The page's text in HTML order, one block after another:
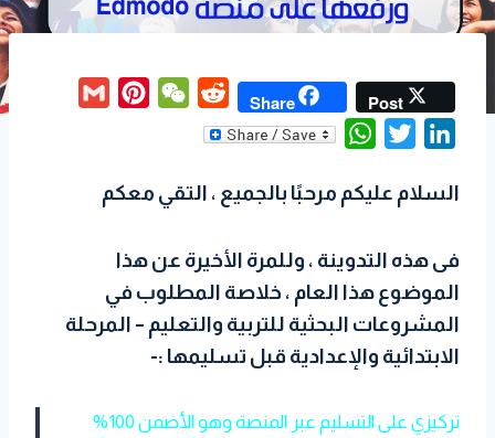
Post
Share
d
W
t
s
n
e
d
I
n
i
t
e
r
W
a
s
A
p
p
السلام عليكم مرحبًا بالجميع ، التقي معكم
فى هذه التدوينة ، وللمرة الأخيرة عن هذا
الموضوع هذا العام ، خلاصة المطلوب في
المشروعات البحثية للتربية والتعليم – المرحلة
الابتدائية والإعدادية قبل تسليمها :-
تركيزي على التسليم عبر المنصة وهو الأضمن 100%